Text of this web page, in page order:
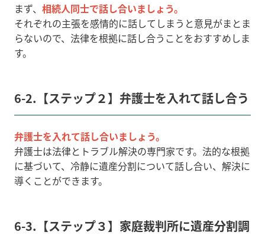
まず、 相続人同士で話し合いましょう。
それぞれの主張を感情的に話してしまうと意見がまとま
らないので、法律を根拠に話し合うことをおすすめしま
す。
6-2.【ステップ２】弁護士を入れて話し合う
弁護士を入れて話し合いましょう。
弁護士は法律とトラブル解決の専門家です。法的な根拠
に基づいて、冷静に遺産分割について話し合い、解決に
導くことができます。
6-3.【ステップ３】家庭裁判所に遺産分割調